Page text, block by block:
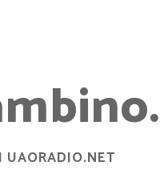
UAORADIO.NET